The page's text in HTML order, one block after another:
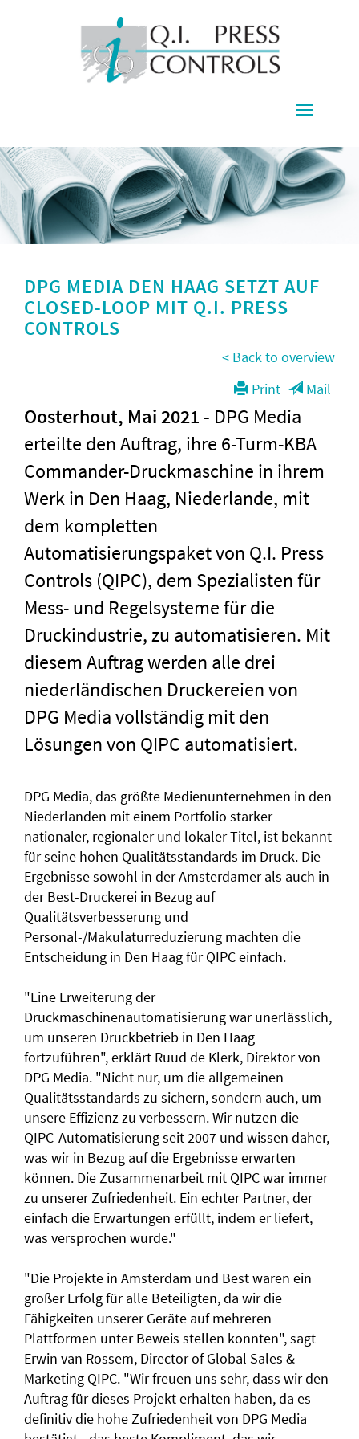
Toggle
DPG MEDIA DEN HAAG SETZT AUF
CLOSED-LOOP MIT Q.I. PRESS
CONTROLS
< Back to overview
Mail
Print
Oosterhout, Mai 2021 - DPG Media
erteilte den Auftrag, ihre 6-Turm-KBA
Commander-Druckmaschine in ihrem
Werk in Den Haag, Niederlande, mit
dem kompletten
Automatisierungspaket von Q.I. Press
Controls (QIPC), dem Spezialisten für
Mess- und Regelsysteme für die
Druckindustrie, zu automatisieren. Mit
diesem Auftrag werden alle drei
niederländischen Druckereien von
DPG Media vollständig mit den
Lösungen von QIPC automatisiert.
DPG Media, das größte Medienunternehmen in den
Niederlanden mit einem Portfolio starker
nationaler, regionaler und lokaler Titel, ist bekannt
für seine hohen Qualitätsstandards im Druck. Die
Ergebnisse sowohl in der Amsterdamer als auch in
der Best-Druckerei in Bezug auf
Qualitätsverbesserung und
Personal-/Makulaturreduzierung machten die
Entscheidung in Den Haag für QIPC einfach.
"Eine Erweiterung der
Druckmaschinenautomatisierung war unerlässlich,
um unseren Druckbetrieb in Den Haag
fortzuführen", erklärt Ruud de Klerk, Direktor von
DPG Media. "Nicht nur, um die allgemeinen
Qualitätsstandards zu sichern, sondern auch, um
unsere Effizienz zu verbessern. Wir nutzen die
QIPC-Automatisierung seit 2007 und wissen daher,
was wir in Bezug auf die Ergebnisse erwarten
können. Die Zusammenarbeit mit QIPC war immer
zu unserer Zufriedenheit. Ein echter Partner, der
einfach die Erwartungen erfüllt, indem er liefert,
was versprochen wurde."
"Die Projekte in Amsterdam und Best waren ein
großer Erfolg für alle Beteiligten, da wir die
Fähigkeiten unserer Geräte auf mehreren
Plattformen unter Beweis stellen konnten", sagt
Erwin van Rossem, Director of Global Sales &
Marketing QIPC. "Wir freuen uns sehr, dass wir den
Auftrag für dieses Projekt erhalten haben, da es
definitiv die hohe Zufriedenheit von DPG Media